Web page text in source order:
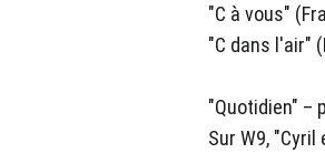
"C à vous"
"C dans l'air"
"Quotidien" –
Sur W9,